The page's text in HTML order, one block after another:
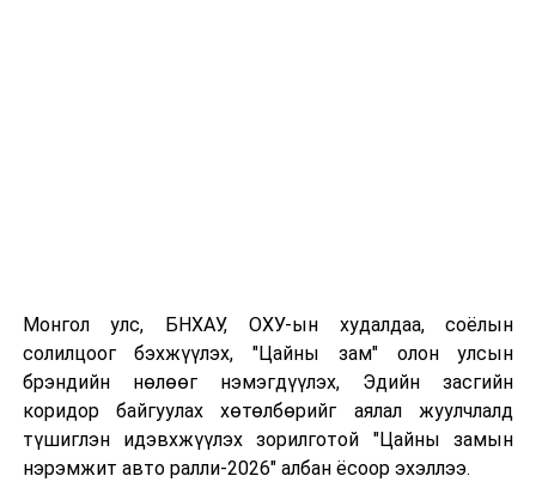
Монгол улс, БНХАУ, ОХУ-ын худалдаа, соёлын
солилцоог бэхжүүлэх, "Цайны зам" олон улсын
брэндийн нөлөөг нэмэгдүүлэх, Эдийн засгийн
коридор байгуулах хөтөлбөрийг аялал жуулчлалд
түшиглэн идэвхжүүлэх зорилготой "Цайны замын
нэрэмжит авто ралли-2026" албан ёсоор эхэллээ.